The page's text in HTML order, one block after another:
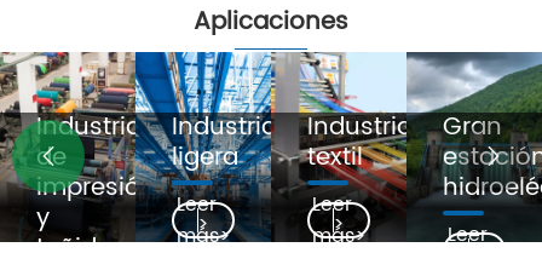
Aplicaciones
Automatización
eléctrica
Leer
más>
Automatización
de
procesos
Leer
Transporte
público
Leer
más>
Leer
más>
 